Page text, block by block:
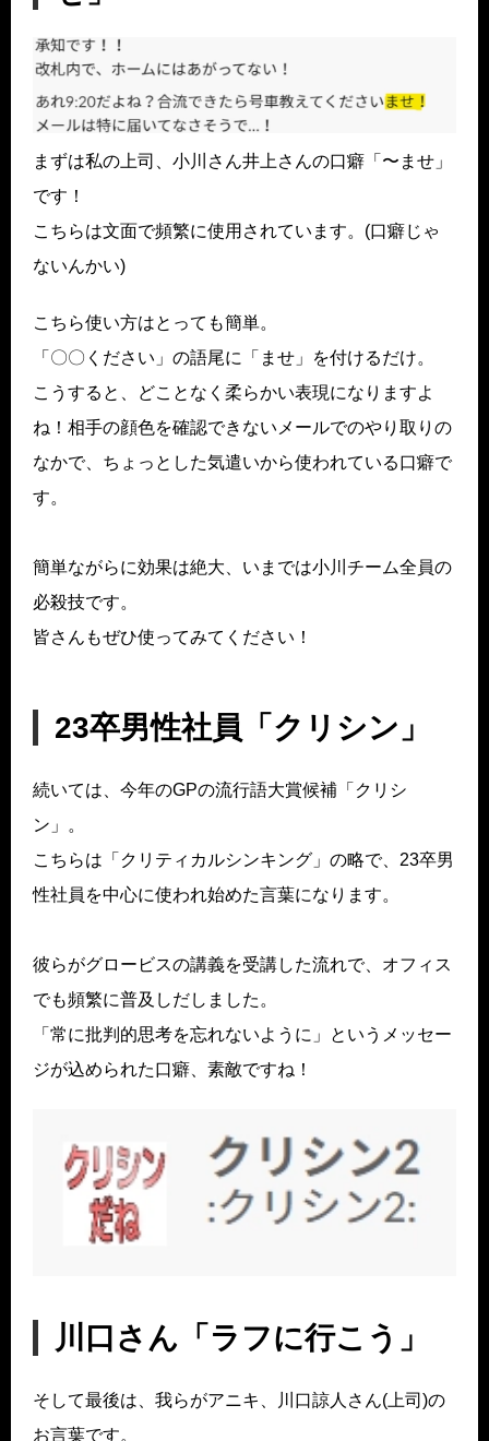
まずは私の上司、小川さん井上さんの口癖「〜ませ」
です！
こちらは文面で頻繁に使用されています。(口癖じゃ
ないんかい)
こちら使い方はとっても簡単。
「〇〇ください」の語尾に「ませ」を付けるだけ。
こうすると、どことなく柔らかい表現になりますよ
ね！相手の顔色を確認できないメールでのやり取りの
なかで、ちょっとした気遣いから使われている口癖で
す。
簡単ながらに効果は絶大、いまでは小川チーム全員の
必殺技です。
皆さんもぜひ使ってみてください！
23卒男性社員「クリシン」
続いては、今年のGPの流行語大賞候補「クリシ
ン」。
こちらは「クリティカルシンキング」の略で、23卒男
性社員を中心に使われ始めた言葉になります。
彼らがグロービスの講義を受講した流れで、オフィス
でも頻繁に普及しだしました。
「常に批判的思考を忘れないように」というメッセー
ジが込められた口癖、素敵ですね！
川口さん「ラフに行こう」
そして最後は、我らがアニキ、川口諒人さん(上司)の
お言葉です。